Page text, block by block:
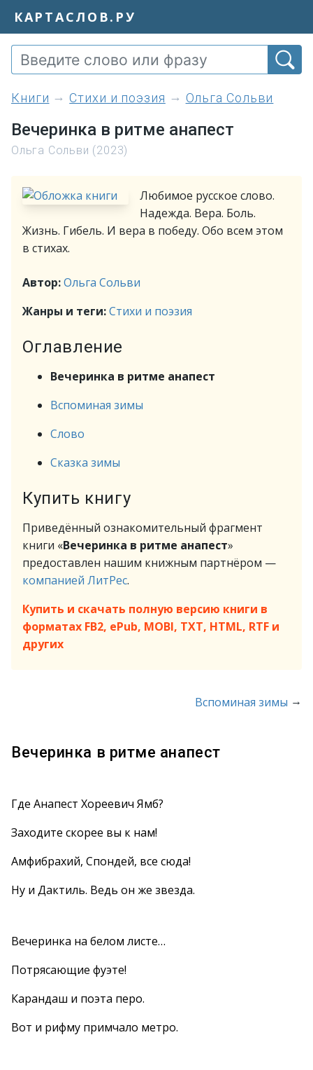
КАРТАСЛОВ.РУ
книги Стихи и поэзия Ольга Сольви
Вечеринка в ритме анапест
Ольга Сольви (2023)
Любимое русское слово.
Надежда. Вера. Боль.
Жизнь. Гибель. И вера в победу. Обо всем этом
в стихах.
Автор:Ольга Сольви
Жанры и теги:Стихи и поэзия
Оглавление
Вечеринка в ритме анапест
Вспоминая зимы
Слово
Сказка зимы
Купить книгу
Приведённый ознакомительный фрагмент
книги «Вечеринка в ритме анапест»
предоставлен нашим книжным партнёром —
компанией ЛитРес.
Купить и скачать полную версию книги в
форматах FB2, ePub, MOBI, TXT, HTML, RTF и
других
Вспоминая зимы →
Вечеринка в ритме анапест
Где Анапест Хореевич Ямб?
Заходите скорее вы к нам!
Амфибрахий, Спондей, все сюда!
Ну и Дактиль. Ведь он же звезда.
Вечеринка на белом листе…
Потрясающие фуэте!
Карандаш и поэта перо.
Вот и рифму примчало метро.